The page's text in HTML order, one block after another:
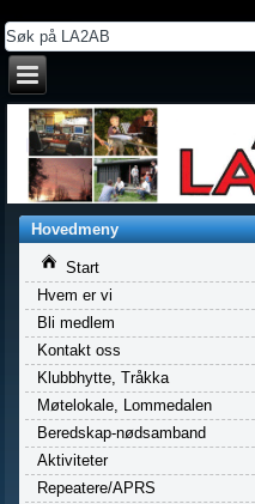
Hovedmeny
Start
Hvem er vi
Bli medlem
Kontakt oss
Klubbhytte, Tråkka
Møtelokale, Lommedalen
Beredskap-nødsamband
Aktiviteter
Repeatere/APRS